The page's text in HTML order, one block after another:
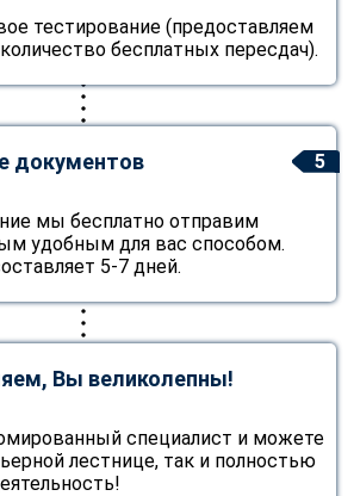
тестирование (предоставляем
бесплатных пересдач).
5
документов
мы бесплатно отправим
удобным для вас способом.
5-7 дней.
Вы великолепны!
специалист и можете
лестнице, так и полностью